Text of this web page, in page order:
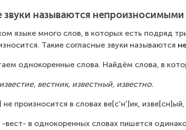
звуки называются непроизносимыми
языке много слов, в которых есть подряд
Такие согласные звуки называются
однокоренные слова. Найдём слова, в
вестник, известный, известно.
не произносится в словах ве[с'н']ик,
-вест- в однокоренных словах пишется